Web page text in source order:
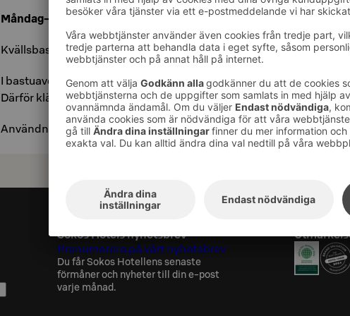
Måndag–torsdag kl. 20.00–21.30.
Kvällsbastun för hotellgäster ingår i priset för övernattning.
I bastuavdelningen finns gemensam bastur för damer och herrar.
Därför klä simdräkt. Fråga armband från reception.
Användning av spaet ingår inte i grundpriset för övernattning.
Sokos Hotels nyhetsbrev
Prenumerera på vårt nyhetsbrev
Du får Sokos Hotellens senaste
förmåner och nyheter till din e-post
varje månad.